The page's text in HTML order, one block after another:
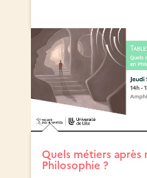
Quels métiers après
Philosophie ?